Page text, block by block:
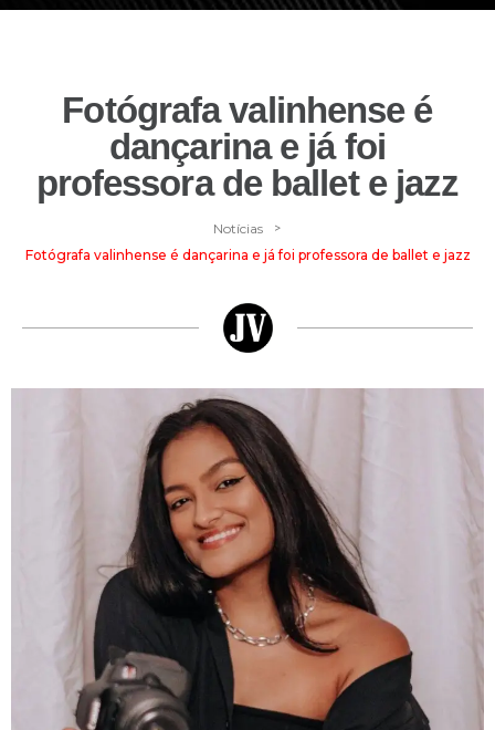
Fotógrafa valinhense é
dançarina e já foi
professora de ballet e jazz
Notícias >
Fotógrafa valinhense é dançarina e já foi professora de ballet e jazz